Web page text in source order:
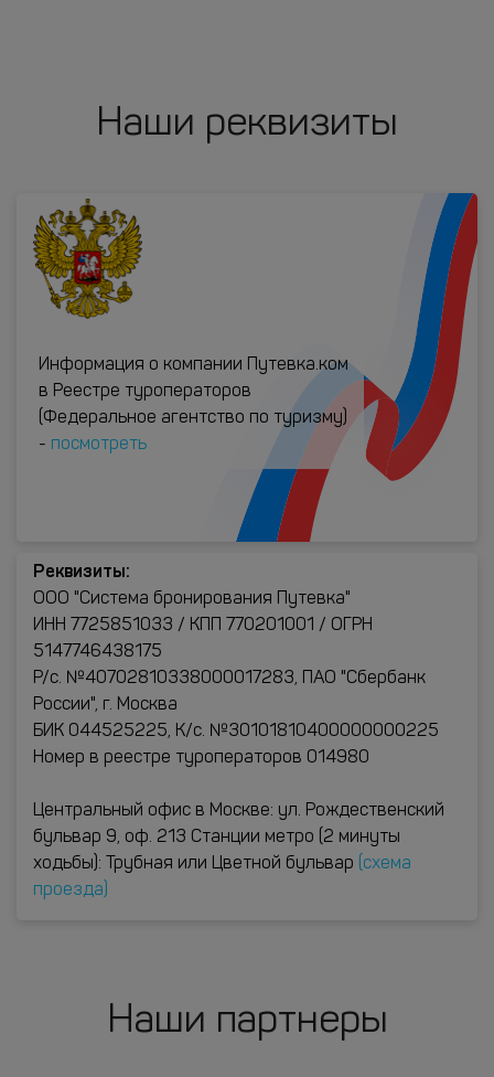
Наши реквизиты
Информация о компании Путевка.ком
в Реестре туроператоров
(Федеральное агентство по туризму)
- посмотреть
Реквизиты:
ООО "Система бронирования Путевка"
ИНН 7725851033 / КПП 770201001 / ОГРН
5147746438175
Р/с. №40702810338000017283, ПАО "Сбербанк
России", г. Москва
БИК 044525225, К/с. №30101810400000000225
Номер в реестре туроператоров 014980
Центральный офис в Москве: ул. Рождественский
бульвар 9, оф. 213 Станции метро (2 минуты
ходьбы): Трубная или Цветной бульвар
(схема
проезда)
Наши партнеры